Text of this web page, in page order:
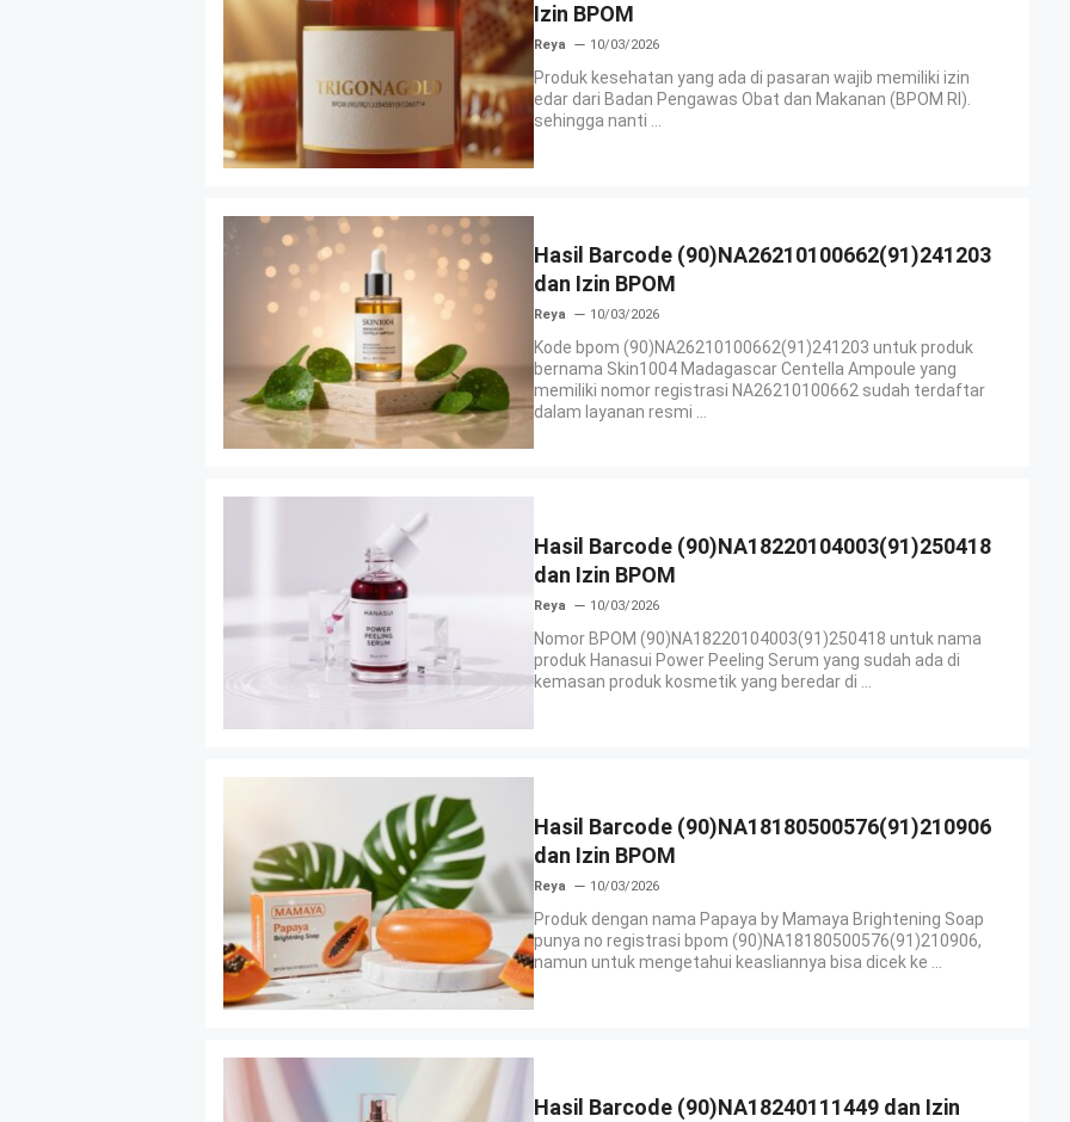
Izin BPOM
Reya 10/03/2026
Produk kesehatan yang ada di pasaran wajib memiliki izin
edar dari Badan Pengawas Obat dan Makanan (BPOM RI).
sehingga nanti ...
Hasil Barcode (90)NA26210100662(91)241203
dan Izin BPOM
Reya 10/03/2026
Kode bpom (90)NA26210100662(91)241203 untuk produk
bernama Skin1004 Madagascar Centella Ampoule yang
memiliki nomor registrasi NA26210100662 sudah terdaftar
dalam layanan resmi ...
Hasil Barcode (90)NA18220104003(91)250418
dan Izin BPOM
Reya 10/03/2026
Nomor BPOM (90)NA18220104003(91)250418 untuk nama
produk Hanasui Power Peeling Serum yang sudah ada di
kemasan produk kosmetik yang beredar di ...
Hasil Barcode (90)NA18180500576(91)210906
dan Izin BPOM
Reya 10/03/2026
Produk dengan nama Papaya by Mamaya Brightening Soap
punya no registrasi bpom (90)NA18180500576(91)210906,
namun untuk mengetahui keasliannya bisa dicek ke ...
Hasil Barcode (90)NA18240111449 dan Izin